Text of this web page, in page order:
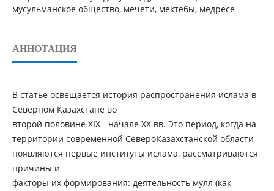
мусульманское общество, мечети, мектебы, медресе
АННОТАЦИЯ
В статье освещается история распространения ислама в
Северном Казахстане во
второй половине XIX - начале XX вв. Это период, когда на
территории современной СевероКазахстанской области
появляются первые институты ислама, рассматриваются
причины и
факторы их формирования: деятельность мулл (как